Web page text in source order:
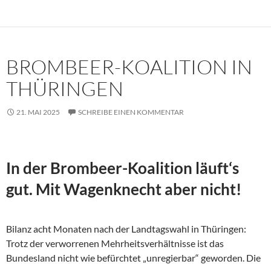
BROMBEER-KOALITION IN
THÜRINGEN
21. MAI 2025 SCHREIBE EINEN KOMMENTAR
In der Brombeer-Koalition läuft‘s
gut. Mit Wagenknecht aber nicht!
Bilanz acht Monaten nach der Landtagswahl in Thüringen:
Trotz der verworrenen Mehrheitsverhältnisse ist das
Bundesland nicht wie befürchtet „unregierbar“ geworden. Die